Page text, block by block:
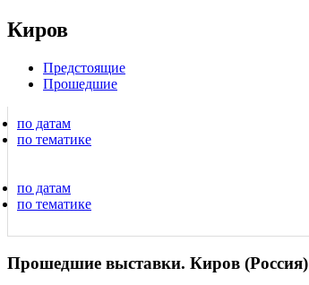
Киров
Предстоящие
Прошедшие
по датам
по тематике
по датам
по тематике
Прошедшие выставки. Киров (Россия)